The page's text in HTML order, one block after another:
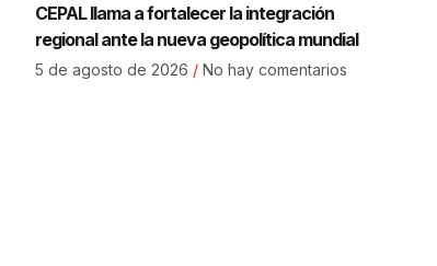
CEPAL llama a fortalecer la integración
regional ante la nueva geopolítica mundial
5 de agosto de 2026 No hay comentarios